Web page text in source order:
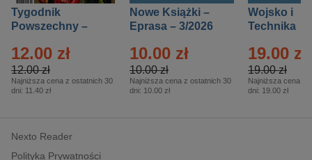
Tygodnik
Powszechny –
12.00 zł
12.00 zł
Najniższa cena z ostatnich 30
dni: 11.40 zł
Nowe Książki –
Eprasa – 3/2026
10.00 zł
10.00 zł
Najniższa cena z ostatnich 30
dni: 10.00 zł
Wojsko i
Technika
– 2/2026
19.00 zł
19.00 zł
Najniższa cena z
dni: 19.00 zł
Nexto Reader
Polityka Prywatności